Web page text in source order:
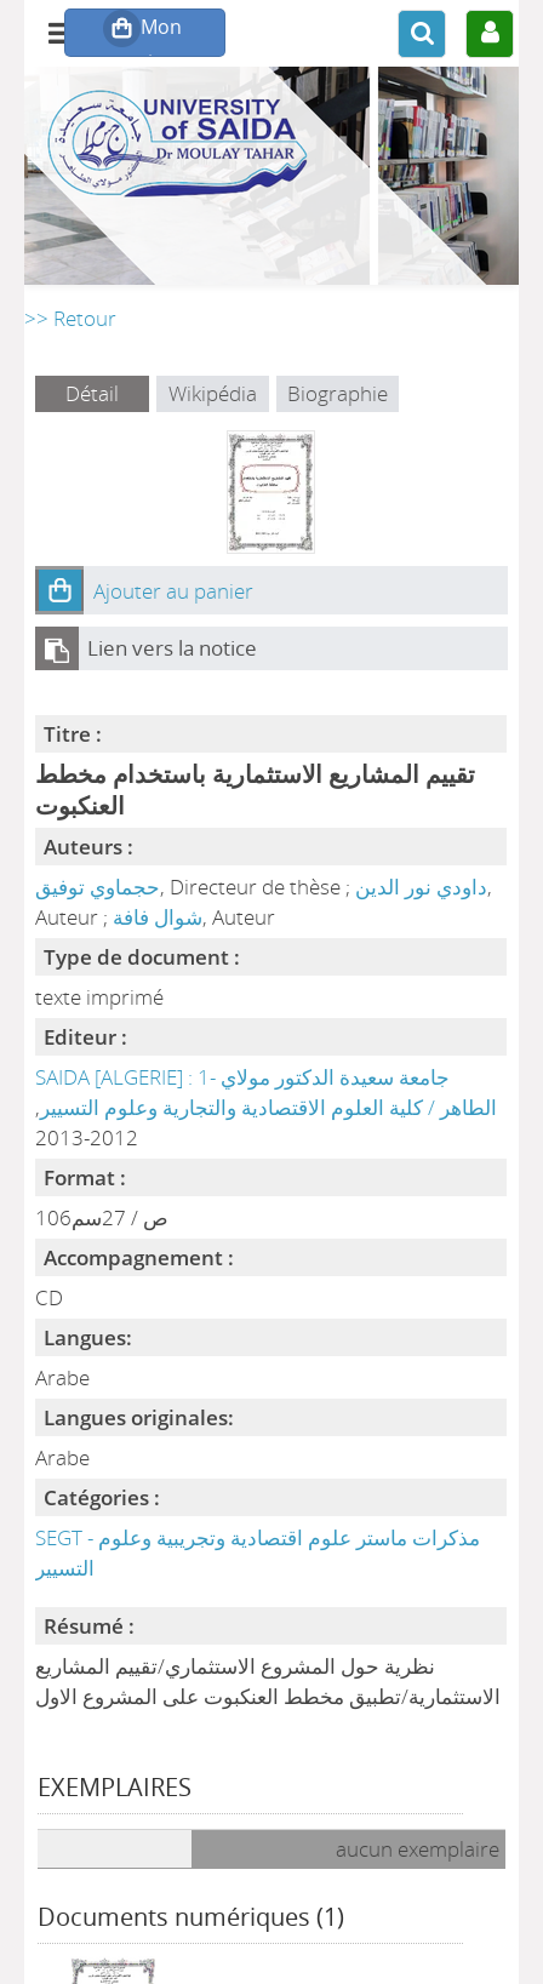
>> Retour
Détail Wikipédia Biographie
Ajouter au panier
Lien vers la notice
Titre :
تقييم المشاريع الاستثمارية باستخدام مخطط
العنكبوت
Auteurs :
حجماوي توفيق, Directeur de thèse ; داودي نور الدين,
Auteur ; شوال فافة, Auteur
Type de document :
texte imprimé
Editeur :
SAIDA [ALGERIE] : 1- جامعة سعيدة الدكتور مولاي
الطاهر / كلية العلوم الاقتصادية والتجارية وعلوم التسيير ,
2012-2013
Format :
106ص / 27سم
Accompagnement :
CD
Langues:
Arabe
Langues originales:
Arabe
Catégories :
SEGT - مذكرات ماستر علوم اقتصادية وتجريبية وعلوم
التسيير
Résumé :
نظرية حول المشروع الاستثماري/تقييم المشاريع
الاستثمارية/تطبيق مخطط العنكبوت على المشروع الاول
EXEMPLAIRES
aucun exemplaire
Documents numériques (1)